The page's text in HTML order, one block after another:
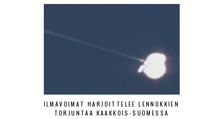
ILMAVOIMAT HARJOITTELEE LENNOKKIEN
TORJUNTAA KAAKKOIS-SUOMESSA